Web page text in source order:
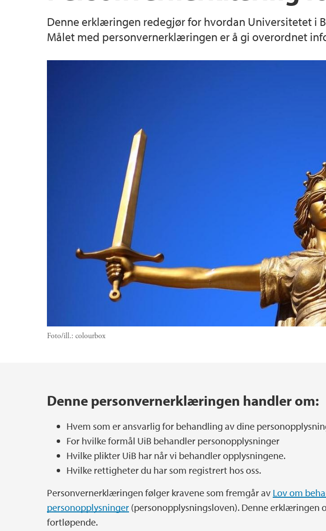
Denne erklæringen redegjør for hvordan Universitetet i
Målet med personvernerklæringen er å gi overordnet
Foto/ill.: colourbox
HovedinnholdDenne personvernerklæringen handler om:
Hvem som er ansvarlig for behandling av dine
For hvilke formål UiB behandler personopplysninger
Hvilke plikter UiB har når vi behandler opplysningene.
Hvilke rettigheter du har som registrert hos oss.
Personvernerklæringen følger kravene som fremgår av Lov om
personopplysninger (personopplysningsloven). Denne erklæringen
fortløpende.